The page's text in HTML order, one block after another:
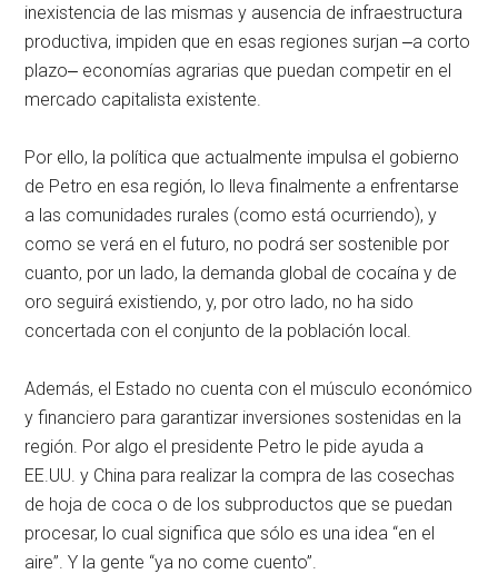
inexistencia de las mismas y ausencia de infraestructura
productiva, impiden que en esas regiones surjan ‒a corto
plazo‒ economías agrarias que puedan competir en el
mercado capitalista existente.
Por ello, la política que actualmente impulsa el gobierno
de Petro en esa región, lo lleva finalmente a enfrentarse
a las comunidades rurales (como está ocurriendo), y
como se verá en el futuro, no podrá ser sostenible por
cuanto, por un lado, la demanda global de cocaína y de
oro seguirá existiendo, y, por otro lado, no ha sido
concertada con el conjunto de la población local.
Además, el Estado no cuenta con el músculo económico
y financiero para garantizar inversiones sostenidas en la
región. Por algo el presidente Petro le pide ayuda a
EE.UU. y China para realizar la compra de las cosechas
de hoja de coca o de los subproductos que se puedan
procesar, lo cual significa que sólo es una idea “en el
aire”. Y la gente “ya no come cuento”.